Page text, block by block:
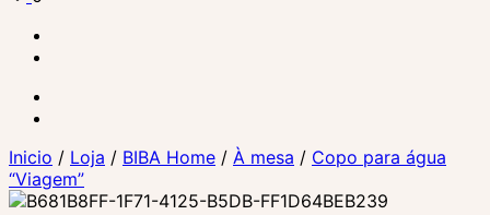
Inicio / Loja / BIBA Home / À mesa / Copo para água
“Viagem”